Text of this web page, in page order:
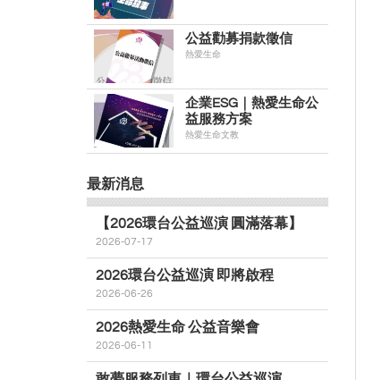
公益勸募捐款徵信
熱愛生命
企業ESG｜熱愛生命公
益服務方案
熱愛生命文教
最新消息
【2026環台公益巡演 圓滿落幕】
2026-07-17
2026環台公益巡演 即將啟程
2026-06-26
2026熱愛生命 公益音樂會
2026-06-11